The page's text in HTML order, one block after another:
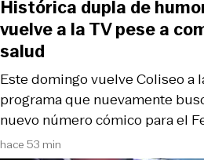
hace 53 min
Este domingo vuelve Coliseo a
programa que nuevamente
nuevo número cómico para el
Histórica dupla de
vuelve a la TV pese a
salud